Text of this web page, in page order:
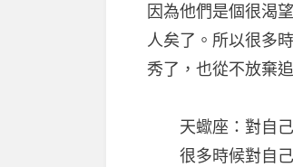
因為他們是個很渴
人矣了。所以很多
秀了，也從不放棄
天蠍座：對自己
很多時候對自己